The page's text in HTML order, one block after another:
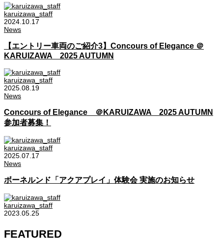
karuizawa_staff
2024.10.17
News
【エントリー車両のご紹介3】Concours of Elegance ＠
KARUIZAWA 2025 AUTUMN
karuizawa_staff
2025.08.19
News
Concours of Elegance ＠KARUIZAWA 2025 AUTUMN
参加者募集！
karuizawa_staff
2025.07.17
News
ボーネルンド「アクアプレイ」体験会 実施のお知らせ
karuizawa_staff
2023.05.25
FEATURED